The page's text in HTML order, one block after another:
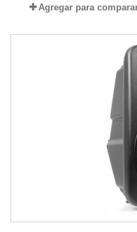
Agregar para